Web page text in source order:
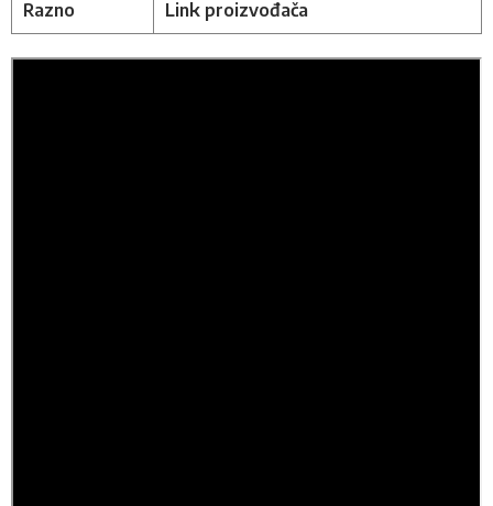
Razno Link proizvođača